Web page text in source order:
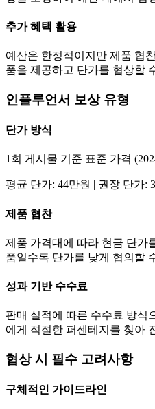
추가 혜택 활용
예산은 한정적이지만 제품 협
품을 제공하고 단가를 협상할
인플루언서 보상 유형
단가방식
1회 게시물 기준 표준 가격
평균 단가: 44만원 | 권장 단가:
제품 협찬
제품 가격대에 따라 현금 단가
품일수록 단가를 낮게 협의할
성과 기반 수수료
판매 실적에 따른 수수료 방식
에게 적절한 퍼센테지를 찾아
협상 시 필수 고려사항
구체적인 가이드라인